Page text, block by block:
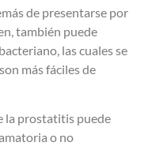
de presentarse por
también puede
las cuales se
más fáciles de
la prostatitis puede
o no